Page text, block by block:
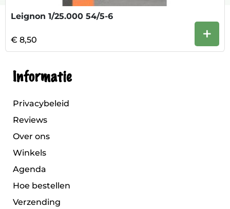
Leignon 1/25.000 54/5-6
€ 8,50 +
Informatie
Privacybeleid
Reviews
Over ons
Winkels
Agenda
Hoe bestellen
Verzending